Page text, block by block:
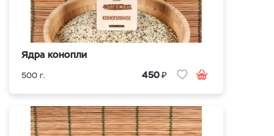
Ядра конопли
500 г. 450₽